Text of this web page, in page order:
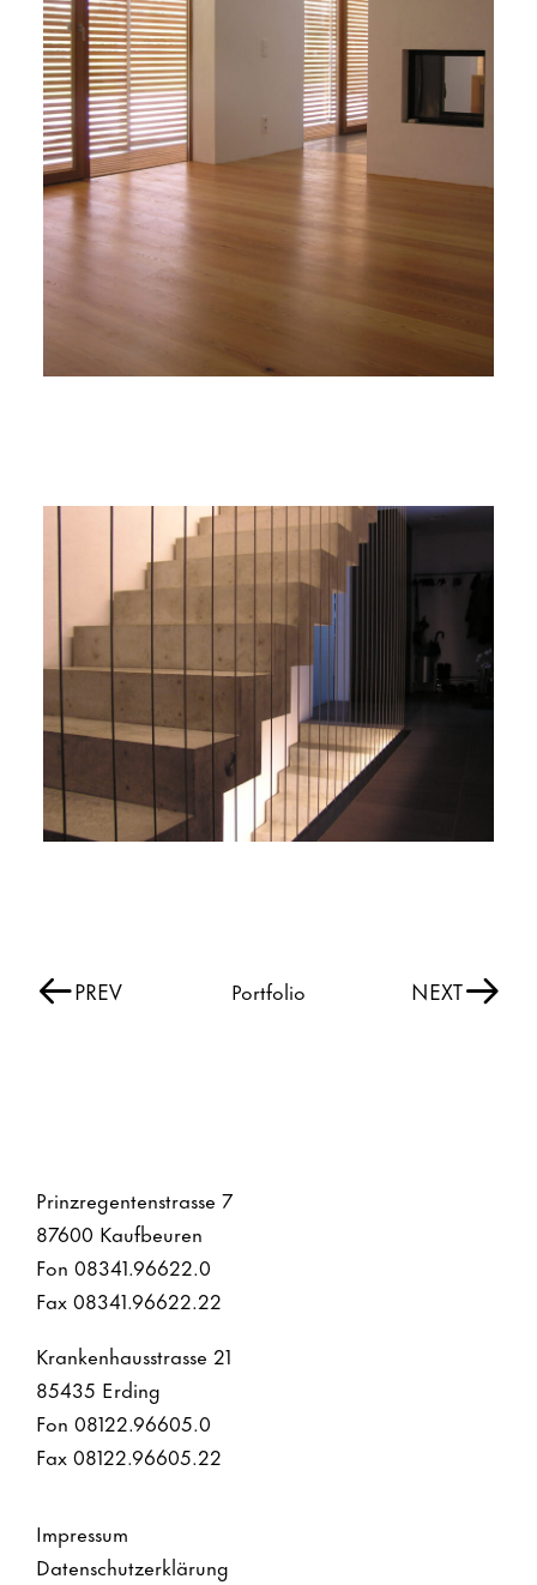
PREV Portfolio NEXT
Prinzregentenstrasse 7
87600 Kaufbeuren
Fon 08341.96622.0
Fax 08341.96622.22
Krankenhausstrasse 21
85435 Erding
Fon 08122.96605.0
Fax 08122.96605.22
Impressum
Datenschutzerklärung